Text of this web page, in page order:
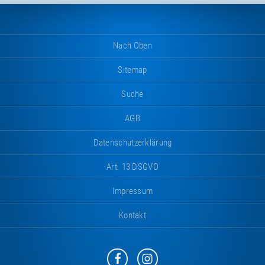
Nach Oben
Sitemap
Suche
AGB
Datenschutzerklärung
Art. 13 DSGVO
Impressum
Kontakt
EurotrampEurotramp